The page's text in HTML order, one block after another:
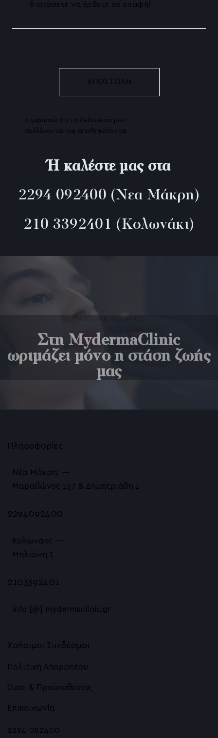
Συμφωνώ ότι τα δεδομένα μου
συλλέγονται και αποθηκεύονται
Ή καλέστε μας στα
2294 092400 (Νεα Μάκρη)
210 3392401 (Κολωνάκι)
Στη MydermaClinic
ωριμάζει μόνο η στάση ζωής
μας
Πληροφορίες
Νέα Μάκρη: —
Μαραθώνος 157 & Δημητριάδη 1
2294092400
Κολωνάκι: —
Μηλιώνη 1
2103392401
info [@] mydermaclinic.gr
Χρήσιμοι Συνδέσμοι
Πολιτική Απορρήτου
Όροι & Προϋποθέσεις
Επικοινωνία
2294 092400